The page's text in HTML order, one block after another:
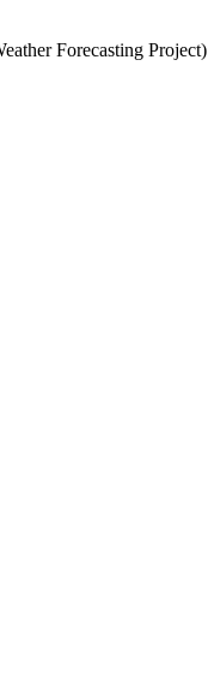
Forecasting Project)